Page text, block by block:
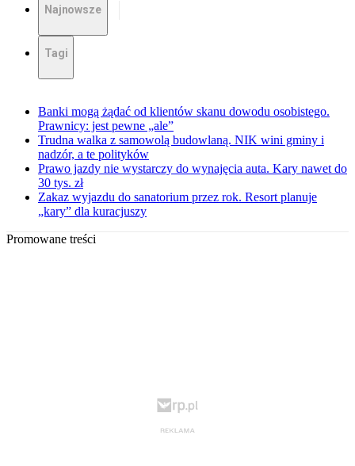
Najnowsze
Tagi
Banki mogą żądać od klientów skanu dowodu osobistego.
Prawnicy: jest pewne „ale”
Trudna walka z samowolą budowlaną. NIK wini gminy i
nadzór, a te polityków
Prawo jazdy nie wystarczy do wynajęcia auta. Kary nawet do
30 tys. zł
Zakaz wyjazdu do sanatorium przez rok. Resort planuje
„kary” dla kuracjuszy
Promowane treści